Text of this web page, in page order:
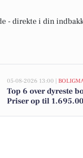
- direkte i din
05-08-2026 13:00 |
Top 6 over dyreste
Priser op til